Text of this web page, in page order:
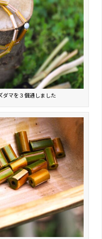
ダマを３個通しました